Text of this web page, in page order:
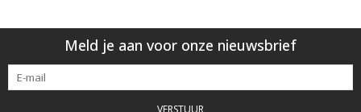
Meld je aan voor onze nieuwsbrief
VERSTUUR